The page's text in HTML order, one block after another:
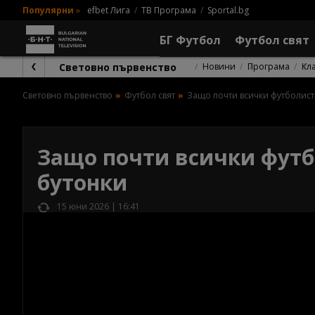
Популярни » efbet Лига ТВ Програма Sportal.bg
БГ Футбол Футбол свят
Световно първенство Новини Програма
Световно първенство Футбол свят Защо почти всички
Защо почти всички
бутонки
15 юни 2026 | 16:41